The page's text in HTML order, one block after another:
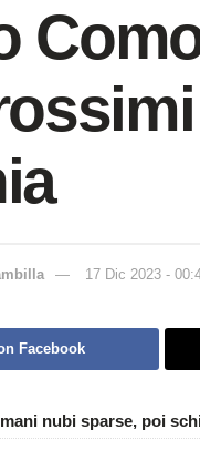
17 Dic 2023 -
Facebook
nubi sparse, poi